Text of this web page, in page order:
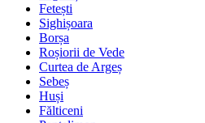
Fetești
Sighișoara
Borșa
Roșiorii de Vede
Curtea de Argeș
Sebeș
Huși
Fălticeni